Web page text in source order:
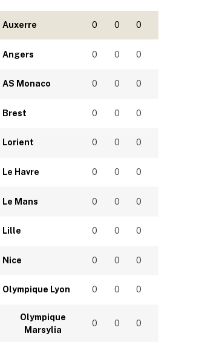
Auxerre 0 0 0
Angers 0 0 0
AS Monaco 0 0 0
Brest 0 0 0
Lorient 0 0 0
Le Havre 0 0 0
Le Mans 0 0 0
Lille 0 0 0
Nice 0 0 0
Olympique Lyon 0 0 0
Olympique
Marsylia
0 0 0